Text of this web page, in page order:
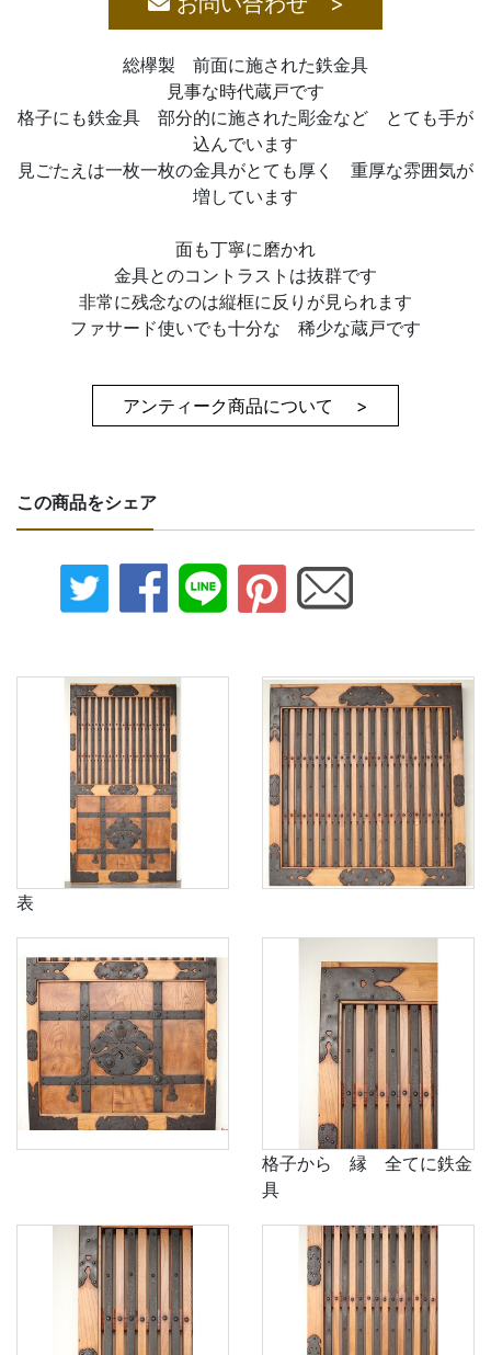
総欅製 前面に施された鉄金具
見事な時代蔵戸です
格子にも鉄金具 部分的に施された彫金など とても手が
込んでいます
見ごたえは一枚一枚の金具がとても厚く 重厚な雰囲気が
増しています
面も丁寧に磨かれ
金具とのコントラストは抜群です
非常に残念なのは縦框に反りが見られます
ファサード使いでも十分な 稀少な蔵戸です
アンティーク商品について >
この商品をシェア
表
格子から 縁 全てに鉄金
具